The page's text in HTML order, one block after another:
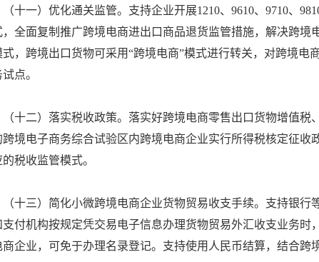
（十一）优化通关监管。支持企业开展1210、9610、9710、
，全面复制推广跨境电商进出口商品退货监管措施，解决跨
式，跨境出口货物可采用“跨境电商”模式进行转关，对跨境
点。
（十二）落实税收政策。落实好跨境电商零售出口货物增值
跨境电子商务综合试验区内跨境电商企业实行所得税核定征
税收监管模式。
（十三）简化小微跨境电商企业货物贸易收支手续。支持银
支付机构按规定凭交易电子信息办理货物贸易外汇收支业务
商企业，可免于办理名录登记。支持使用人民币结算，结合跨